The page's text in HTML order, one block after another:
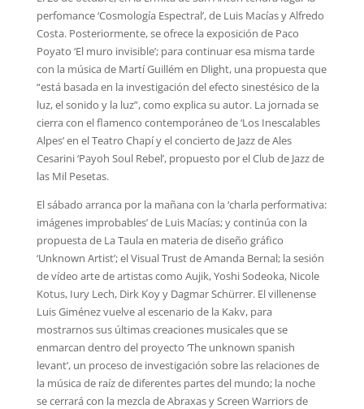
perfomance ‘Cosmología Espectral’, de Luis Macías y Alfredo
Costa. Posteriormente, se ofrece la exposición de Paco
Poyato ‘El muro invisible’; para continuar esa misma tarde
con la música de Martí Guillém en Dlight, una propuesta que
“está basada en la investigación del efecto sinestésico de la
luz, el sonido y la luz”, como explica su autor. La jornada se
cierra con el flamenco contemporáneo de ‘Los Inescalables
Alpes’ en el Teatro Chapí y el concierto de Jazz de Ales
Cesarini ‘Payoh Soul Rebel’, propuesto por el Club de Jazz de
las Mil Pesetas.
El sábado arranca por la mañana con la ‘charla performativa:
imágenes improbables’ de Luis Macías; y continúa con la
propuesta de La Taula en materia de diseño gráfico
‘Unknown Artist’; el Visual Trust de Amanda Bernal; la sesión
de vídeo arte de artistas como Aujik, Yoshi Sodeoka, Nicole
Kotus, Iury Lech, Dirk Koy y Dagmar Schürrer. El villenense
Luis Giménez vuelve al escenario de la Kakv, para
mostrarnos sus últimas creaciones musicales que se
enmarcan dentro del proyecto ‘The unknown spanish
levant’, un proceso de investigación sobre las relaciones de
la música de raíz de diferentes partes del mundo; la noche
se cerrará con la mezcla de Abraxas y Screen Warriors de